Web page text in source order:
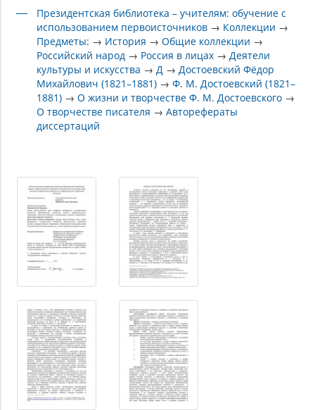
Президентская библиотека – учителям: обучение с
использованием первоисточников → Коллекции →
Предметы: → История →Общие коллекции →
Российский народ → Россия в лицах →Деятели
культуры и искусства →Д →Достоевский Фёдор
Михайлович (1821–1881) →Ф. М. Достоевский (1821–
1881) →О жизни и творчестве Ф. М. Достоевского →
О творчестве писателя →Авторефераты
диссертаций